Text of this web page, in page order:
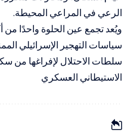
الرعي في المراعي المحيطة.
ويُعد تجمع عين الحلوة واحدًا
سياسات التهجير الإسرائيلي
سلطات الاحتلال لإفراغها من
الاستيطاني العسكري